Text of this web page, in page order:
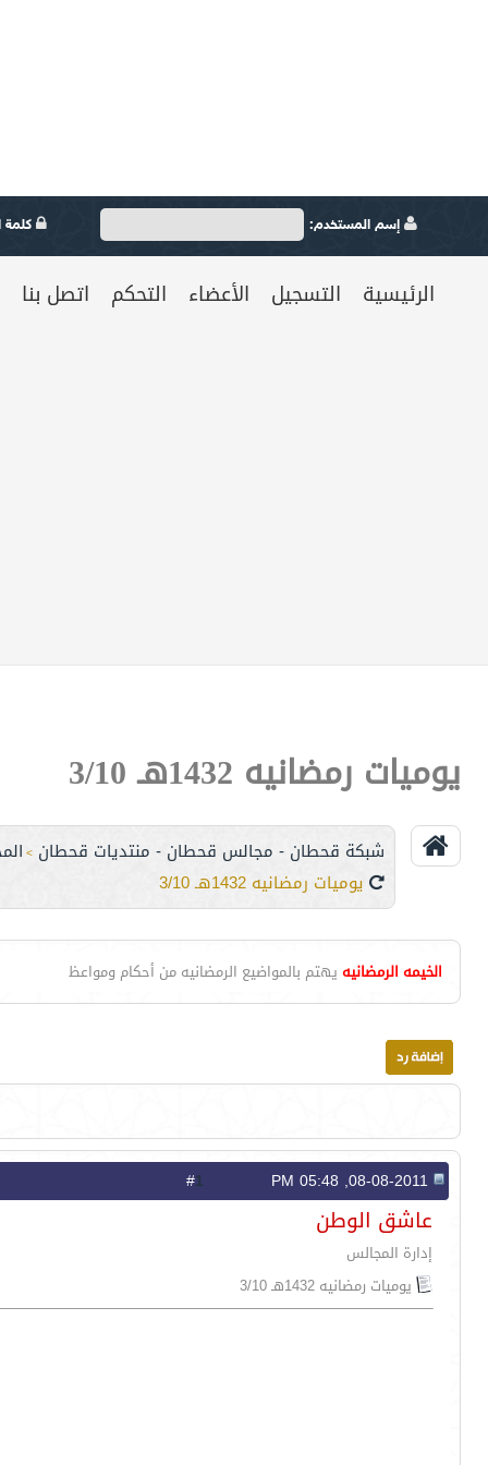
إسم المستخدم: كلمة
الرئيسية التسجيل الأعضاء التحكم اتصل بنا
يوميات رمضانيه 1432هـ 3/10
شبكة قحطان - مجالس قحطان - منتديات قحطان >
يوميات رمضانيه 1432هـ 3/10
الخيمه الرمضانيه يهتم بالمواضيع الرمضانيه من أحكام ومواعظ
1
عاشق الوطن
إدارة المجالس
يوميات رمضانيه 1432هـ 3/10